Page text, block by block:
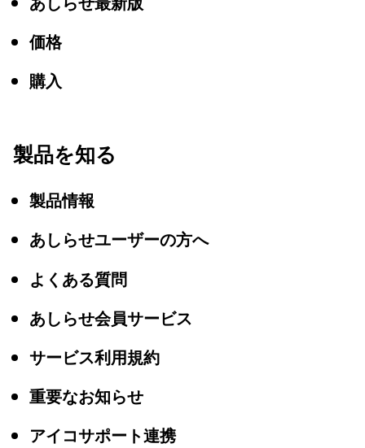
価格
購入
製品を知る
製品情報
あしらせユーザーの方へ
よくある質問
あしらせ会員サービス
サービス利用規約
重要なお知らせ
アイコサポート連携